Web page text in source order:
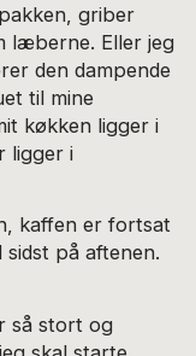
griber
læberne. Eller jeg
den dampende
til mine
køkken ligger i
ligger i
kaffen er fortsat
på aftenen.
så stort og